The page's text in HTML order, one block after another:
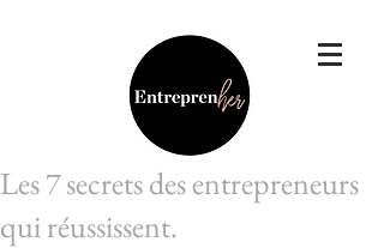
Les 7 secrets des entrepreneurs
qui réussissent.